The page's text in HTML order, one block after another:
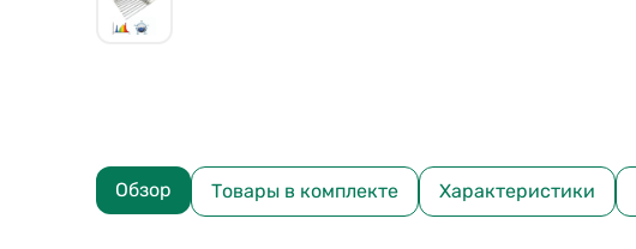
Обзор Товары в комплекте Характеристики